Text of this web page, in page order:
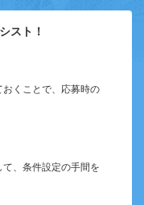
スト！
くことで、応募時の
、条件設定の手間を